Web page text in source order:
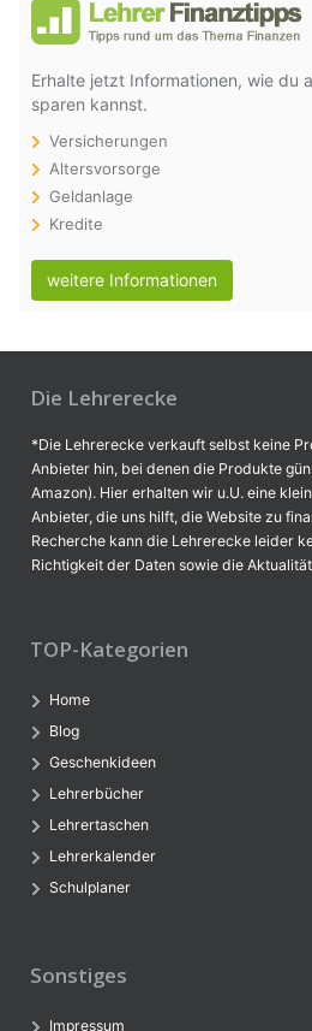
Erhalte jetzt Informationen, wie du
sparen kannst.
Versicherungen
Altersvorsorge
Geldanlage
Kredite
weitere Informationen
Die Lehrerecke
*Die Lehrerecke verkauft selbst keine
Anbieter hin, bei denen die Produkte
Amazon). Hier erhalten wir u.U. eine
Anbieter, die uns hilft, die Website zu
Recherche kann die Lehrerecke leider
Richtigkeit der Daten sowie die
TOP-Kategorien
Home
Blog
Geschenkideen
Lehrerbücher
Lehrertaschen
Lehrerkalender
Schulplaner
Sonstiges
Impressum